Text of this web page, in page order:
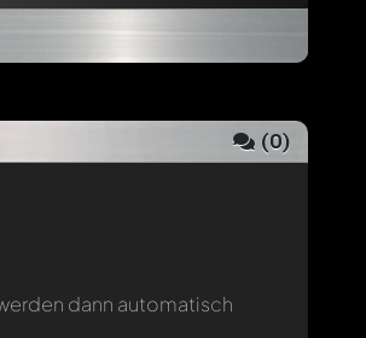
(0)
dann automatisch